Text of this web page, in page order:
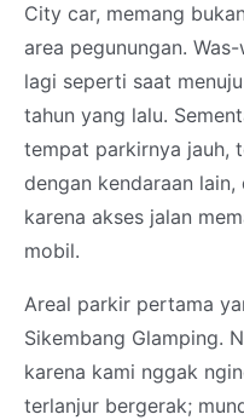
City car, memang
area pegunungan.
lagi seperti saat menuju
tahun yang lalu.
tempat parkirnya jauh,
dengan kendaraan
karena akses jalan
mobil.
Areal parkir pertama
Sikembang Glamping.
karena kami nggak
terlanjur bergerak;